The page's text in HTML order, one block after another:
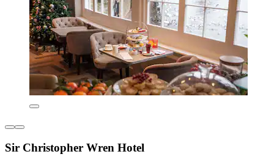
Sir Christopher Wren Hotel